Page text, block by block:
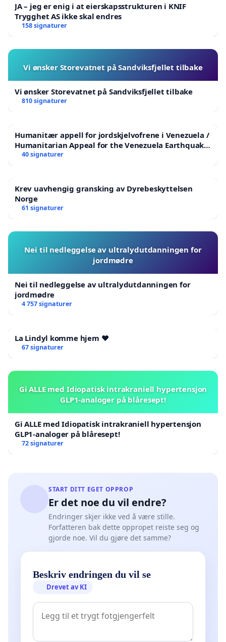
JA – jeg er enig i at eierskapsstrukturen i KNIF
Trygghet AS ikke skal endres
158 signaturer
Vi ønsker Storevatnet på Sandviksfjellet tilbake
Vi ønsker Storevatnet på Sandviksfjellet tilbake
810 signaturer
Humanitær appell for jordskjelvofrene i Venezuela /
Humanitarian Appeal for the Venezuela Earthquake
Victims
40 signaturer
Krev uavhengig gransking av Dyrebeskyttelsen
Norge
61 signaturer
Nei til nedleggelse av ultralydutdanningen for
jordmødre
Nei til nedleggelse av ultralydutdanningen for
jordmødre
4 757 signaturer
La Lindyl komme hjem ❤️
67 signaturer
Gi ALLE med Idiopatisk intrakraniell hypertensjon
GLP1-analoger på blåresept!
Gi ALLE med Idiopatisk intrakraniell hypertensjon
GLP1-analoger på blåresept!
72 signaturer
START DITT EGET OPPROP
Er det noe du vil endre?
Endringer skjer ikke ved å være stille.
Forfatteren bak dette oppropet reiste seg og
gjorde noe. Vil du gjøre det samme?
Beskriv endringen du vil se
Drevet av KI